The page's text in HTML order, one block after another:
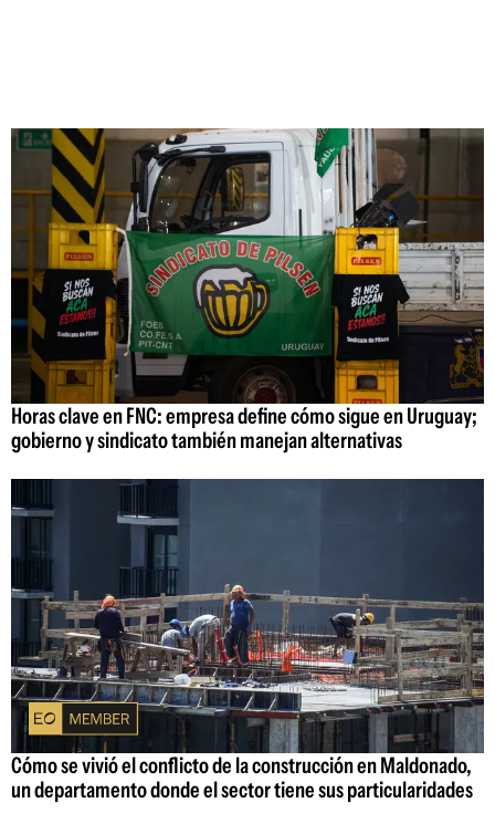
Horas clave en FNC: empresa define cómo sigue en Uruguay;
gobierno y sindicato también manejan alternativas
Cómo se vivió el conflicto de la construcción en Maldonado,
un departamento donde el sector tiene sus particularidades